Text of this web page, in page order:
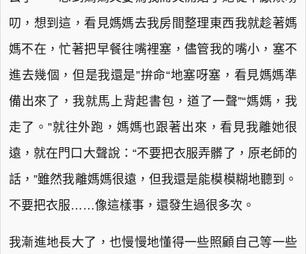
叨，想到這，看見媽媽去我房間整理東西我就趁著媽
媽不在，忙著把早餐往嘴裡塞，儘管我的嘴小，塞不
進去幾個，但是我還是”拚命“地塞呀塞，看見媽媽準
備出來了，我就馬上背起書包，道了一聲”“媽媽，我
走了。”就往外跑，媽媽也跟著出來，看見我離她很
遠，就在門口大聲說：“不要把衣服弄髒了，原老師的
話，”雖然我離媽媽很遠，但我還是能模模糊地聽到。
不要把衣服……像這樣事，還發生過很多次。
我漸進地長大了，也慢慢地懂得一些照顧自己等一些